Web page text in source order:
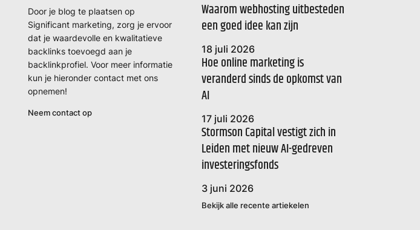
Door je blog te plaatsen op
Significant marketing, zorg je ervoor
dat je waardevolle en kwalitatieve
backlinks toevoegd aan je
backlinkprofiel. Voor meer informatie
kun je hieronder contact met ons
opnemen!
Neem contact op
Waarom webhosting uitbesteden
een goed idee kan zijn
18 juli 2026
Hoe online marketing is
veranderd sinds de opkomst van
AI
17 juli 2026
Stormson Capital vestigt zich in
Leiden met nieuw AI-gedreven
investeringsfonds
3 juni 2026
Bekijk alle recente artiekelen